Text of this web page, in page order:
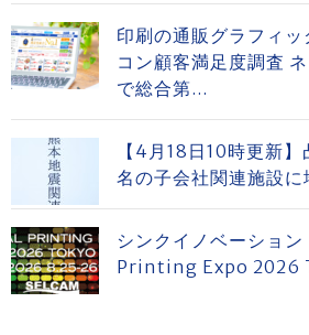
印刷の通販グラフィ
コン顧客満足度調査
で総合第...
【4月18日10時更新
名の子会社関連施設に
シンクイノベーショ
Printing Expo 2026